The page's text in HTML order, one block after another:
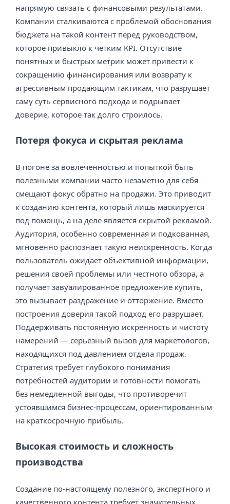
напрямую связать с финансовыми результатами.
Компании сталкиваются с проблемой обоснования
бюджета на такой контент перед руководством,
которое привыкло к четким KPI. Отсутствие
понятных и быстрых метрик может привести к
сокращению финансирования или возврату к
агрессивным продающим тактикам, что разрушает
саму суть сервисного подхода и подрывает
доверие, которое так долго строилось.
Потеря фокуса и скрытая реклама
В погоне за вовлеченностью и попыткой быть
полезными компании часто незаметно для себя
смещают фокус обратно на продажи. Это приводит
к созданию контента, который лишь маскируется
под помощь, а на деле является скрытой рекламой.
Аудитория, особенно современная и подкованная,
мгновенно распознает такую неискренность. Когда
пользователь ожидает объективной информации,
решения своей проблемы или честного обзора, а
получает завуалированное предложение купить,
это вызывает раздражение и отторжение. Вместо
построения доверия такой подход его разрушает.
Поддерживать постоянную искренность и чистоту
намерений — серьезный вызов для маркетологов,
находящихся под давлением отдела продаж.
Стратегия требует глубокого понимания
потребностей аудитории и готовности помогать
без немедленной выгоды, что противоречит
устоявшимся бизнес-процессам, ориентированным
на краткосрочную прибыль.
Высокая стоимость и сложность
производства
Создание по-настоящему полезного, экспертного и
качественного контента требует значительных